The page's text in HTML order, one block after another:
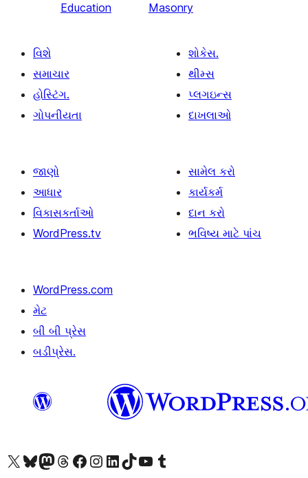
Education
Masonry
વિશે
સમાચાર
હોસ્ટિંગ.
ગોપનીયતા
શોકેસ.
થીમ્સ
પ્લગઇન્સ
દાખલાઓ
જાણો
આધાર
વિકાસકર્તાઓ
WordPress.tv
સામેલ કરો
કાર્યકર્મ
દાન કરો
ભવિષ્ય માટે પાંચ
WordPress.com
મેટ
બી બી પ્રેસ
બડીપ્રેસ.
અમારા X (અગાઉ ટ્વિટર) એકાઉન્ટની મુલાકાત લોઅમારા Bluesky એકાઉન્ટની મુલાકાત લોઅમારા માસ્ટોડોન એકાઉન્ટની મુલાકાત લોઅમારા Threads એકાઉન્ટની મુલાકાત લો અમારા ફેસબુક પેજની મુલાકાત લોઅમારા ઇન્સ્ટાગ્રામ એકાઉન્ટની મુલાકાત લો અમારા LinkedIn એકાઉન્ટની મુલાકાત લોઅમારા TikTok એકાઉન્ટની મુલાકાત લોઅમારી YouTube ચેનલની મુલાકાત લો અમારા Tumblr એકાઉન્ટની મુલાકાત લો